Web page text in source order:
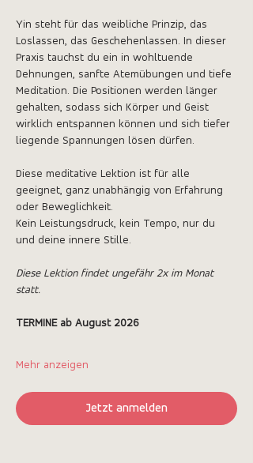
Yin steht für das weibliche Prinzip, das
Loslassen, das Geschehenlassen. In dieser
Praxis tauchst du ein in wohltuende
Dehnungen, sanfte Atemübungen und tiefe
Meditation. Die Positionen werden länger
gehalten, sodass sich Körper und Geist
wirklich entspannen können und sich tiefer
liegende Spannungen lösen dürfen.
Diese meditative Lektion ist für alle
geeignet, ganz unabhängig von Erfahrung
oder Beweglichkeit.
Kein Leistungsdruck, kein Tempo, nur du
und deine innere Stille.
Diese Lektion findet ungefähr 2x im Monat
statt.
TERMINE ab August 2026
Mehr anzeigen
Jetzt anmelden